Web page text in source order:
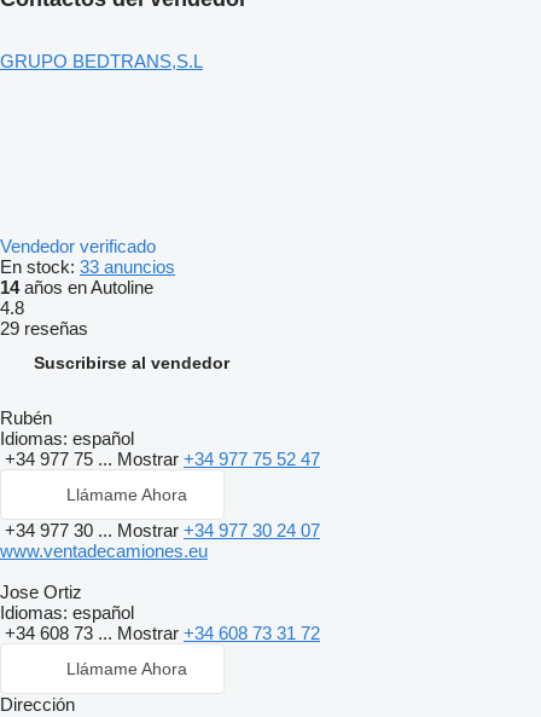
GRUPO BEDTRANS,S.L
Vendedor verificado
En stock: 33 anuncios
14años en Autoline
4.8
29 reseñas
Suscribirse al vendedor
Rubén
Idiomas: español
+34 977 75 ... Mostrar +34 977 75 52 47
Llámame Ahora
+34 977 30 ... Mostrar +34 977 30 24 07
www.ventadecamiones.eu
Jose Ortiz
Idiomas: español
+34 608 73 ... Mostrar +34 608 73 31 72
Llámame Ahora
Dirección